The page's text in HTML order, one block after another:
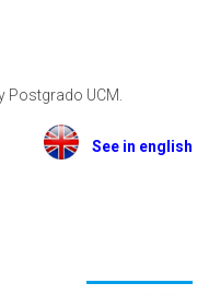
Postgrado UCM.
See in english